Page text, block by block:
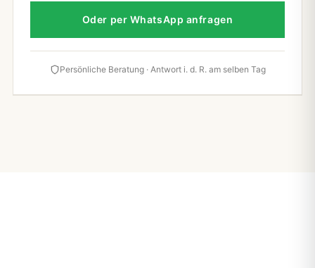
Oder per WhatsApp anfragen
Persönliche Beratung · Antwort i. d. R. am selben Tag